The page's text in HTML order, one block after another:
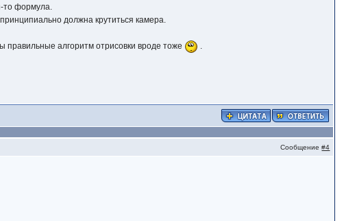
то формула.
должна крутиться камера.
правильные алгоритм отрисовки вроде тоже .
Сообщение#4